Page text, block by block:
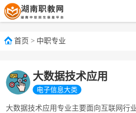
首页 > 中职专业
大数据技术应用
电子信息大类
大数据技术应用专业主要面向互联网行